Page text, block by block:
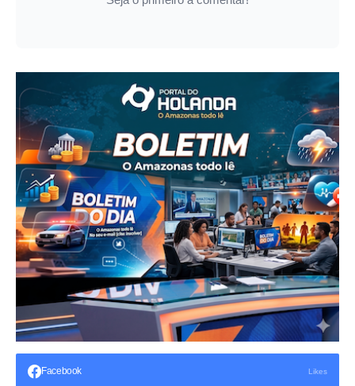
Facebook Likes